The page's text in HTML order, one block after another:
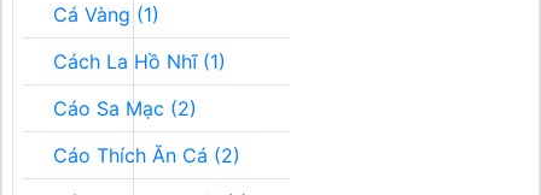
Cá Vàng (1)
Cách La Hồ Nhĩ (1)
Cáo Sa Mạc (2)
Cáo Thích Ăn Cá (2)